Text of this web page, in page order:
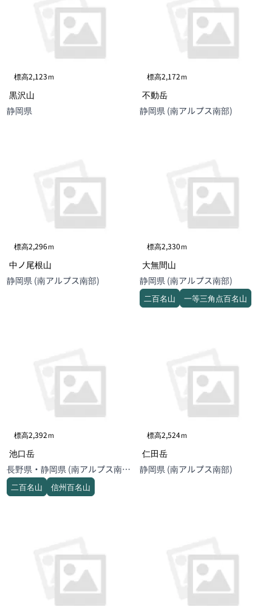
標高2,123ｍ
黒沢山
静岡県
標高2,172ｍ
不動岳
静岡県 (南アルプス南部)
標高2,296ｍ
中ノ尾根山
静岡県 (南アルプス南部)
標高2,330ｍ
大無間山
静岡県 (南アルプス南部)
二百名山 一等三角点百名山
標高2,392ｍ
池口岳
長野県・静岡県 (南アルプス南
部)
二百名山 信州百名山
標高2,524ｍ
仁田岳
静岡県 (南アルプス南部)